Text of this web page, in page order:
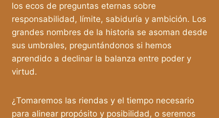
los ecos de preguntas eternas sobre
responsabilidad, límite, sabiduría y ambición. Los
grandes nombres de la historia se asoman desde
sus umbrales, preguntándonos si hemos
aprendido a declinar la balanza entre poder y
virtud.
¿Tomaremos las riendas y el tiempo necesario
para alinear propósito y posibilidad, o seremos